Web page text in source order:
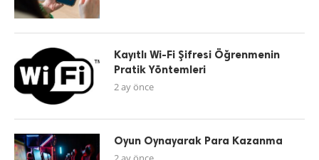
Kayıtlı Wi-Fi Şifresi Öğrenmenin
Pratik Yöntemleri
2 ay önce
Oyun Oynayarak Para Kazanma